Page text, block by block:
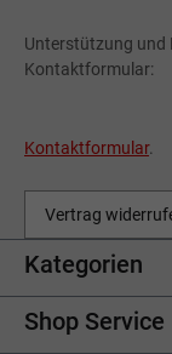
Unterstützung und
Kontaktformular:
Kontaktformular.
Vertrag
Kategorien
Shop Service